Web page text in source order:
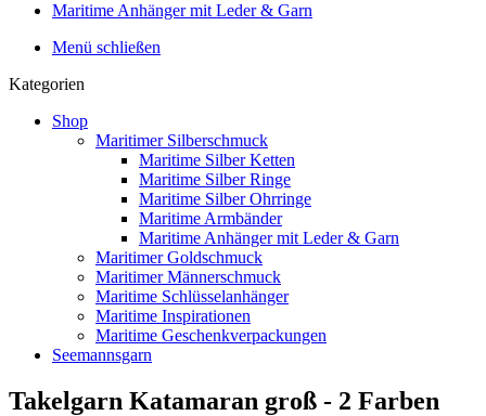
Maritime Anhänger mit Leder & Garn
Menü schließen
Kategorien
Shop
Maritimer Silberschmuck
Maritime Silber Ketten
Maritime Silber Ringe
Maritime Silber Ohrringe
Maritime Armbänder
Maritime Anhänger mit Leder & Garn
Maritimer Goldschmuck
Maritimer Männerschmuck
Maritime Schlüsselanhänger
Maritime Inspirationen
Maritime Geschenkverpackungen
Seemannsgarn
Takelgarn Katamaran groß - 2 Farben